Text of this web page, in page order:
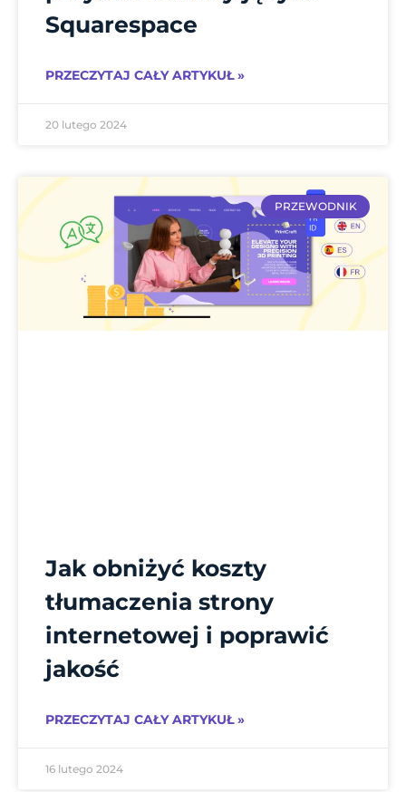
Squarespace
PRZECZYTAJ CAŁY ARTYKUŁ »
20 lutego 2024
PRZEWODNIK
Jak obniżyć koszty
tłumaczenia strony
internetowej i poprawić
jakość
PRZECZYTAJ CAŁY ARTYKUŁ »
16 lutego 2024